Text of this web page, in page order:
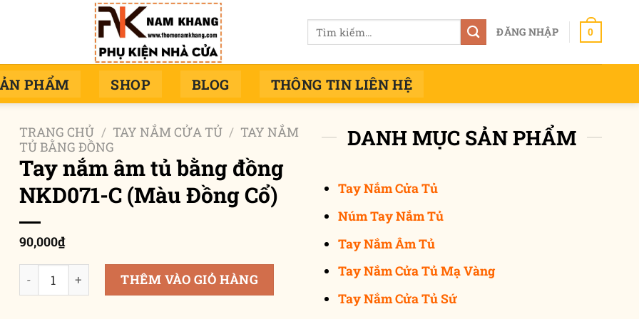
Tìm
kiếm:
ĐĂNG NHẬP 0
PHẨM SHOP BLOG THÔNG TIN LIÊN HỆ
TRANG CHỦ / TAY NẮM CỬA TỦ / TAY NẮM
TỦ BẰNG ĐỒNG
Tay nắm âm tủ bằng đồng
NKD071-C (Màu Đồng Cổ)
90,000₫
Tay nắm âm tủ bằng đồng NKD071-C (Màu Đồng Cổ) số lượng
THÊM VÀO GIỎ HÀNG
DANH MỤC SẢN PHẨM
Tay Nắm Cửa Tủ
Núm Tay Nắm Tủ
Tay Nắm Âm Tủ
Tay Nắm Cửa Tủ Mạ Vàng
Tay Nắm Cửa Tủ Sứ